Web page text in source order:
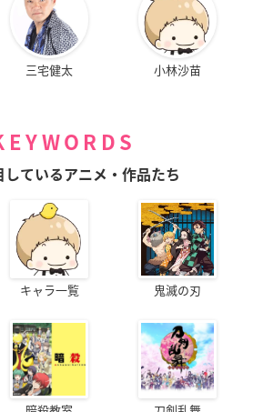
三宅健太 小林沙苗
しているアニメ・作品たち
キャラ一覧 鬼滅の刃